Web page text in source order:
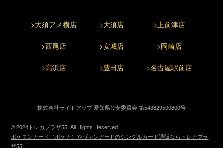
>大須アメ横店 >大須店 >上前津店
>西尾店 >安城店 >岡崎店
>高浜店 >豊田店 >名古屋駅前店
株式会社ライトアップ 愛知県公安委員会 第543829500800号
© 2024トレカプラザ55. All Rights Reserved.
ポケモンカード（ポケカ）やヴァンガードのシングルカード通販ならトレカプラ
ザ55。